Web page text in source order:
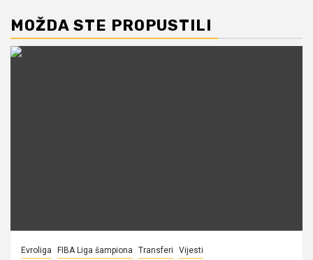
MOŽDA STE PROPUSTILI
Evroliga FIBA Liga šampiona Transferi Vijesti